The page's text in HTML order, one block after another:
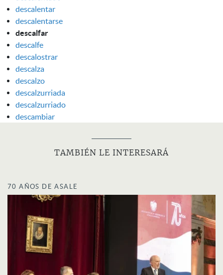
descalentar
descalentarse
descalfar
descalfe
descalostrar
descalza
descalzo
descalzurriada
descalzurriado
descambiar
TAMBIÉN LE INTERESARÁ
70 AÑOS DE ASALE